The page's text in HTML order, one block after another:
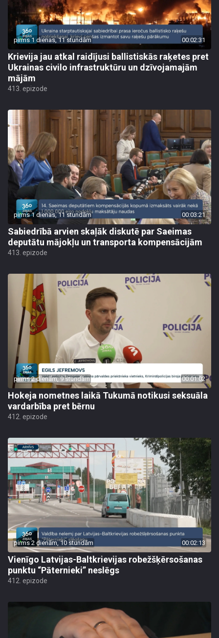
pirms 1 dienas, 11 stundām 00:02:31
Krievija jau atkal raidījusi ballistiskās raķetes pret
Ukrainas civilo infrastruktūru un dzīvojamajām
mājām
413. epizode
pirms 1 dienas, 11 stundām 00:03:21
Sabiedrībā arvien skaļāk diskutē par Saeimas
deputātu mājokļu un transporta kompensācijām
413. epizode
pirms 2 dienām, 9 stundām 00:01:02
Hokeja nometnes laikā Tukumā notikusi seksuāla
vardarbība pret bērnu
412. epizode
pirms 2 dienām, 10 stundām 00:02:13
Vienīgo Latvijas-Baltkrievijas robežšķērsošanas
punktu “Pāternieki” neslēgs
412. epizode